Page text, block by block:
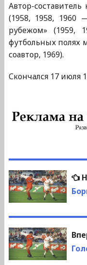
Автор-составитель
(1958, 1958, 1960
рубежом» (1959,
футбольных полях
соавтор, 1969).
Скончался 17 июля
Навигация
по
записям